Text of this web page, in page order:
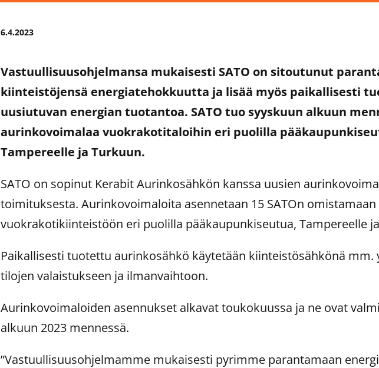
6.4.2023
Vastuullisuusohjelmansa mukaisesti SATO on sitoutunut
kiinteistöjensä energiatehokkuutta ja lisää myös paikallisesti
uusiutuvan energian tuotantoa. SATO tuo syyskuun alkuun
aurinkovoimalaa vuokrakotitaloihin eri puolilla
Tampereelle ja Turkuun.
SATO on sopinut Kerabit Aurinkosähkön kanssa uusien
toimituksesta. Aurinkovoimaloita asennetaan 15 SATOn omistamaan
vuokrakotikiinteistöön eri puolilla pääkaupunkiseutua, Tampereelle
Paikallisesti tuotettu aurinkosähkö käytetään kiinteistösähkönä mm.
tilojen valaistukseen ja ilmanvaihtoon.
Aurinkovoimaloiden asennukset alkavat toukokuussa ja ne ovat
alkuun 2023 mennessä.
”Vastuullisuusohjelmamme mukaisesti pyrimme parantamaan